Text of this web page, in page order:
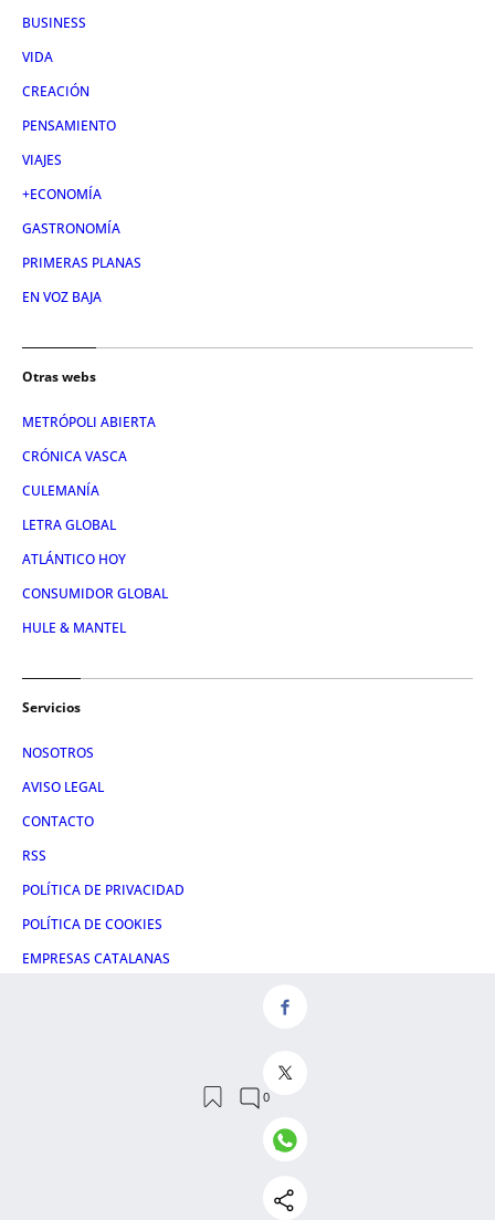
BUSINESS
VIDA
CREACIÓN
PENSAMIENTO
VIAJES
+ECONOMÍA
GASTRONOMÍA
PRIMERAS PLANAS
EN VOZ BAJA
Otras webs
METRÓPOLI ABIERTA
CRÓNICA VASCA
CULEMANÍA
LETRA GLOBAL
ATLÁNTICO HOY
CONSUMIDOR GLOBAL
HULE & MANTEL
Servicios
NOSOTROS
AVISO LEGAL
CONTACTO
RSS
POLÍTICA DE PRIVACIDAD
POLÍTICA DE COOKIES
EMPRESAS CATALANAS